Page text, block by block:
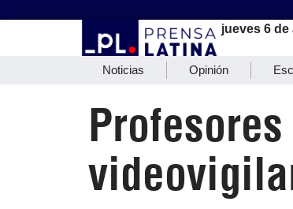
jueves 6 de
Noticias Opinión